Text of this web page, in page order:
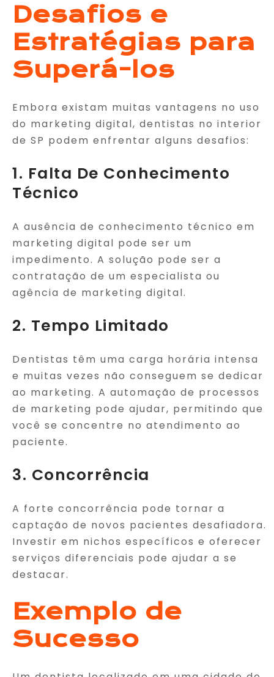
Desafios e
Estratégias para
Superá-los
Embora existam muitas vantagens no uso
do marketing digital, dentistas no interior
de SP podem enfrentar alguns desafios:
1. Falta De Conhecimento
Técnico
A ausência de conhecimento técnico em
marketing digital pode ser um
impedimento. A solução pode ser a
contratação de um especialista ou
agência de marketing digital.
2. Tempo Limitado
Dentistas têm uma carga horária intensa
e muitas vezes não conseguem se dedicar
ao marketing. A automação de processos
de marketing pode ajudar, permitindo que
você se concentre no atendimento ao
paciente.
3. Concorrência
A forte concorrência pode tornar a
captação de novos pacientes desafiadora.
Investir em nichos específicos e oferecer
serviços diferenciais pode ajudar a se
destacar.
Exemplo de
Sucesso